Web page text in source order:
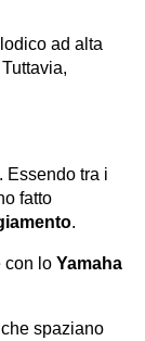
ad alta
Essendo tra i
fatto
.
con lo Yamaha
spaziano